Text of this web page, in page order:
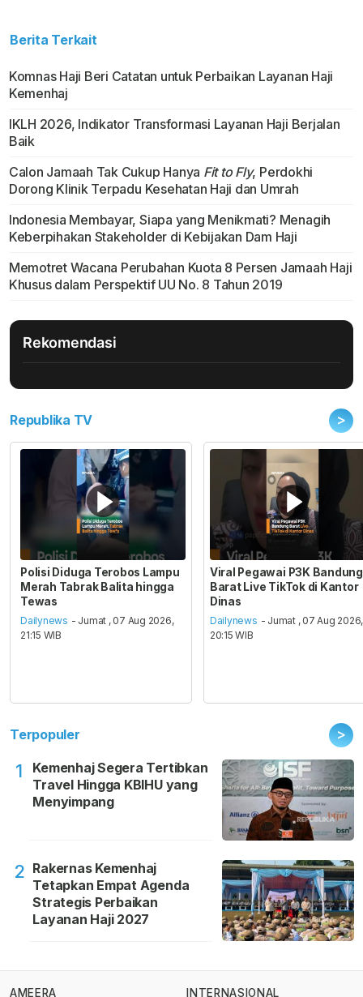
Berita Terkait
Komnas Haji Beri Catatan untuk Perbaikan Layanan Haji
Kemenhaj
IKLH 2026, Indikator Transformasi Layanan Haji Berjalan
Baik
Calon Jamaah Tak Cukup Hanya Fit to Fly, Perdokhi
Dorong Klinik Terpadu Kesehatan Haji dan Umrah
Indonesia Membayar, Siapa yang Menikmati? Menagih
Keberpihakan Stakeholder di Kebijakan Dam Haji
Memotret Wacana Perubahan Kuota 8 Persen Jamaah Haji
Khusus dalam Perspektif UU No. 8 Tahun 2019
Rekomendasi
Republika TV >
Polisi Diduga Terobos Lampu
Merah Tabrak Balita hingga
Tewas
Dailynews - Jumat , 07 Aug 2026,
21:15 WIB
Viral Pegawai P3K Bandung
Barat Live TikTok di Kantor
Dinas
Dailynews - Jumat , 07 Aug 2026,
20:15 WIB
Terpopuler >
1
Kemenhaj Segera Tertibkan
Travel Hingga KBIHU yang
Menyimpang
2 Rakernas Kemenhaj
Tetapkan Empat Agenda
Strategis Perbaikan
Layanan Haji 2027
AMEERA INTERNASIONAL